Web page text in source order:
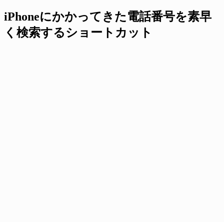
iPhoneにかかってきた電話番号を素早
く検索するショートカット